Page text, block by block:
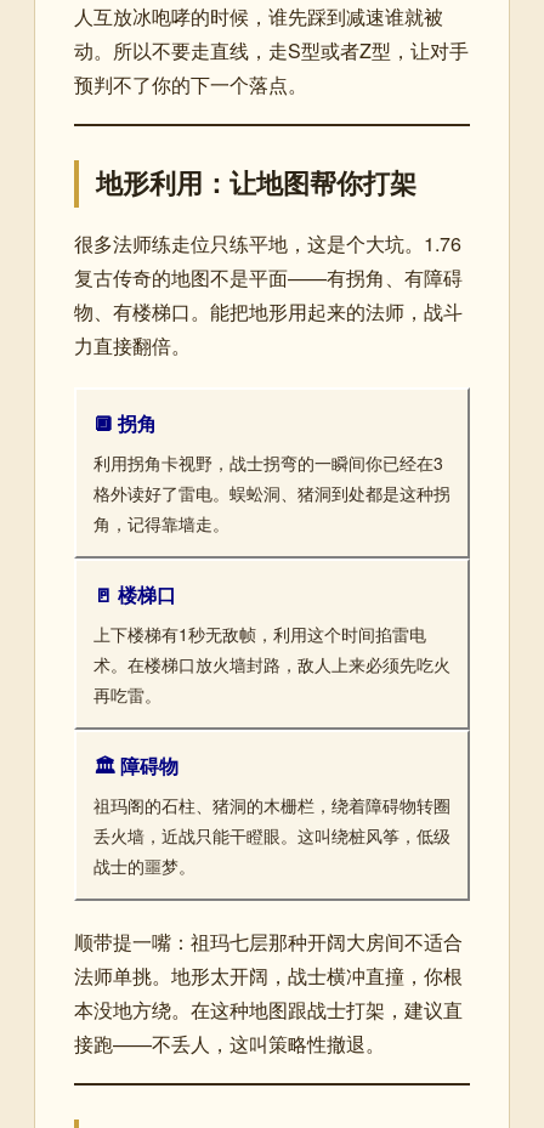
人互放冰咆哮的时候，谁先踩到减速谁就被
动。所以不要走直线，走S型或者Z型，让对手
预判不了你的下一个落点。
地形利用：让地图帮你打架
很多法师练走位只练平地，这是个大坑。1.76
复古传奇的地图不是平面——有拐角、有障碍
物、有楼梯口。能把地形用起来的法师，战斗
力直接翻倍。
🔲 拐角
利用拐角卡视野，战士拐弯的一瞬间你已经在3
格外读好了雷电。蜈蚣洞、猪洞到处都是这种拐
角，记得靠墙走。
🚪 楼梯口
上下楼梯有1秒无敌帧，利用这个时间掐雷电
术。在楼梯口放火墙封路，敌人上来必须先吃火
再吃雷。
🏛️ 障碍物
祖玛阁的石柱、猪洞的木栅栏，绕着障碍物转圈
丢火墙，近战只能干瞪眼。这叫绕桩风筝，低级
战士的噩梦。
顺带提一嘴：祖玛七层那种开阔大房间不适合
法师单挑。地形太开阔，战士横冲直撞，你根
本没地方绕。在这种地图跟战士打架，建议直
接跑——不丢人，这叫策略性撤退。